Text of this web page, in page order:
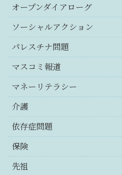
オープンダイアローグ
ソーシャルアクション
パレスチナ問題
マスコミ報道
マネーリテラシー
介護
依存症問題
保険
先祖